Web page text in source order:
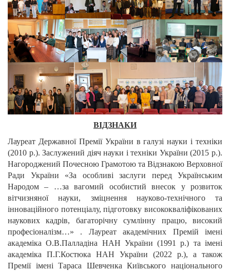
ВІДЗНАКИ
Лауреат Державної Премії України в галузі науки і техніки
(2010 р.). Заслужений діяч науки і техніки України (2015 р.).
Нагороджений Почесною Грамотою та Відзнакою Верховної
Ради України «За особливі заслуги перед Українським
Народом – …за вагомий особистий внесок у розвиток
вітчизняної науки, зміцнення науково-технічного та
інноваційного потенціалу, підготовку висококваліфікованих
наукових кадрів, багаторічну сумлінну працю, високий
професіоналізм…» . Лауреат академічних Премій імені
академіка О.В.Палладіна НАН України (1991 р.) та імені
академіка П.Г.Костюка НАН України (2022 р.), а також
Премії імені Тараса Шевченка Київського національного